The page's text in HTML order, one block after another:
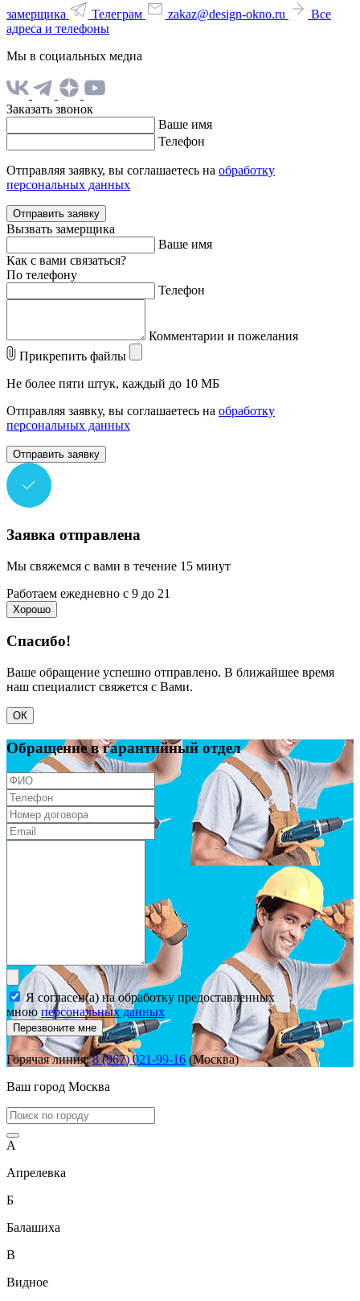
замерщика
Телеграм zakaz@design-okno.ru
Все
адреса и телефоны
Мы в социальных медиа
Заказать звонок
Ваше имя
Телефон
Отправляя заявку, вы соглашаетесь на обработку
персональных данных
Отправить заявку
Вызвать замерщика
Ваше имя
Как с вами связаться?
По телефону
Телефон
Комментарии и пожелания
Прикрепить файлы
Не более пяти штук, каждый до 10 МБ
Отправляя заявку, вы соглашаетесь на обработку
персональных данных
Отправить заявку
Заявка отправлена
Мы свяжемся с вами в течение 15 минут
Работаем ежедневно с 9 до 21
Хорошо
Спасибо!
Ваше обращение успешно отправлено. В ближайшее время
наш специалист свяжется с Вами.
ОК
Обращение в гарантийный отдел
Я согласен(а) на обработку предоставленных
мною персональных данных
Перезвоните мне
Горячая линия:8 (967) 021-99-16 (Москва)
Ваш город Москва
А
Апрелевка
Б
Балашиха
В
Видное